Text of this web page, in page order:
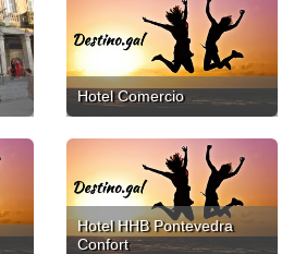
Hotel Comercio
Hotel HHB Pontevedra
Confort